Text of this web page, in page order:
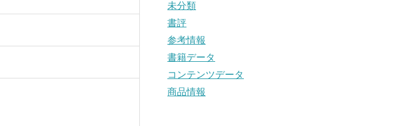
未分類
書評
参考情報
書籍データ
コンテンツデータ
商品情報